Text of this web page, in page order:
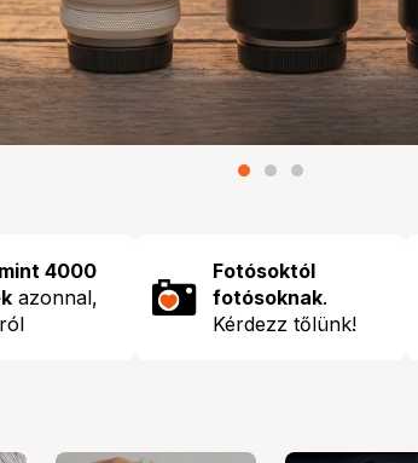
4000
azonnal,
Fotósoktól
fotósoknak.
Kérdezz tőlünk!